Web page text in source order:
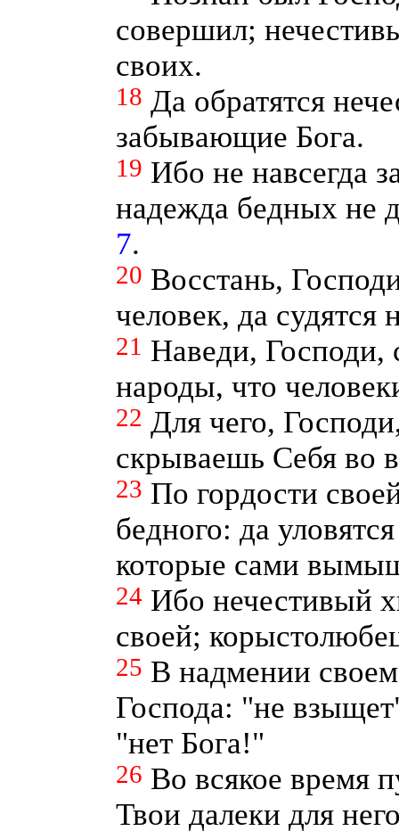
совершил;
своих.
18 Да обратятся
забывающие Бога.
19 Ибо не навсегда
надежда бедных не
7.
20 Восстань,
человек, да
21 Наведи, Господи,
народы, что
22 Для чего,
скрываешь Себя во
23 По гордости
бедного: да
которые сами
24 Ибо нечестивый
своей;
25 В надмении
Господа: "не
"нет Бога!"
26 Во всякое время
Твои далеки для